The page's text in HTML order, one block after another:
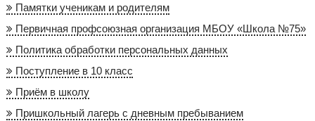
Памятки ученикам и родителям
Первичная профсоюзная организация МБОУ «Школа №75»
Политика обработки персональных данных
Поступление в 10 класс
Приём в школу
Пришкольный лагерь с дневным пребыванием